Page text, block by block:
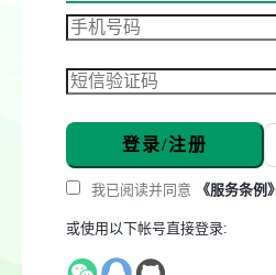
登录/注册
我已阅读并同意 《服务条例》
或使用以下帐号直接登录: